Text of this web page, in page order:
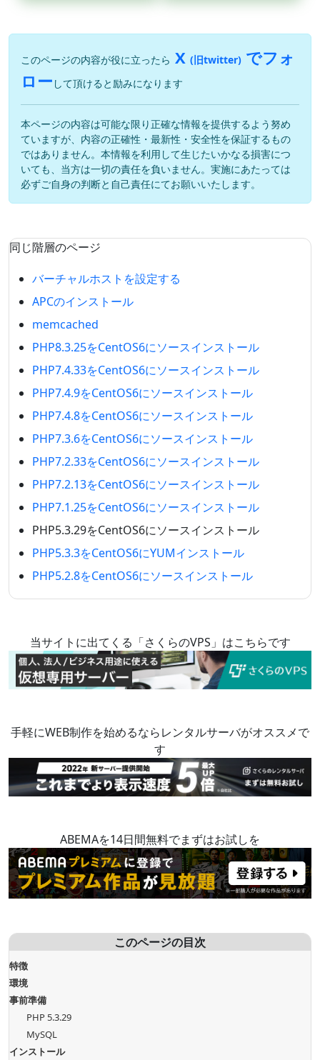
このページの内容が役に立ったら X (旧twitter) でフォ
ロー して頂けると励みになります
本ページの内容は可能な限り正確な情報を提供するよう努め
ていますが、内容の正確性・最新性・安全性を保証するもの
ではありません。本情報を利用して生じたいかなる損害につ
いても、当方は一切の責任を負いません。実施にあたっては
必ずご自身の判断と自己責任にてお願いいたします。
同じ階層のページ
バーチャルホストを設定する
APCのインストール
memcached
PHP8.3.25をCentOS6にソースインストール
PHP7.4.33をCentOS6にソースインストール
PHP7.4.9をCentOS6にソースインストール
PHP7.4.8をCentOS6にソースインストール
PHP7.3.6をCentOS6にソースインストール
PHP7.2.33をCentOS6にソースインストール
PHP7.2.13をCentOS6にソースインストール
PHP7.1.25をCentOS6にソースインストール
PHP5.3.29をCentOS6にソースインストール
PHP5.3.3をCentOS6にYUMインストール
PHP5.2.8をCentOS6にソースインストール
当サイトに出てくる「さくらのVPS」はこちらです
手軽にWEB制作を始めるならレンタルサーバがオススメで
す
ABEMAを14日間無料でまずはお試しを
このページの目次
特徴
環境
事前準備
PHP 5.3.29
MySQL
インストール